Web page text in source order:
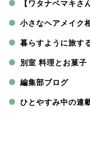
【ワタナベマキさ
小さなヘアメイク
暮らすように旅す
別室 料理とお菓子
編集部ブログ
ひとやすみ中の連